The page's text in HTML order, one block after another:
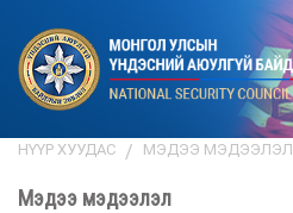
НҮҮР ХУУДАС МЭДЭЭ МЭДЭЭЛЭЛ
Мэдээ мэдээлэл